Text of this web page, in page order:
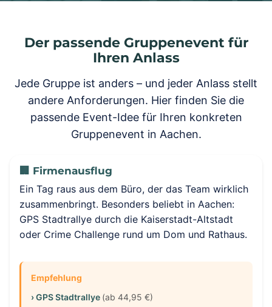
Der passende Gruppenevent für
Ihren Anlass
Jede Gruppe ist anders – und jeder Anlass stellt
andere Anforderungen. Hier finden Sie die
passende Event-Idee für Ihren konkreten
Gruppenevent in Aachen.
🏢 Firmenausflug
Ein Tag raus aus dem Büro, der das Team wirklich
zusammenbringt. Besonders beliebt in Aachen:
GPS Stadtrallye durch die Kaiserstadt-Altstadt
oder Crime Challenge rund um Dom und Rathaus.
Empfehlung
› GPS Stadtrallye (ab 44,95 €)